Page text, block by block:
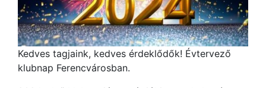
Kedves tagjaink, kedves érdeklődők! Évtervező
klubnap Ferencvárosban.